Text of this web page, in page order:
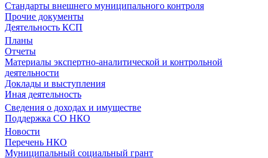
Стандарты внешнего муниципального контроля
Прочие документы
Деятельность КСП
Планы
Отчеты
Материалы экспертно-аналитической и контрольной
деятельности
Доклады и выступления
Иная деятельность
Сведения о доходах и имуществе
Поддержка СО НКО
Новости
Перечень НКО
Муниципальный социальный грант